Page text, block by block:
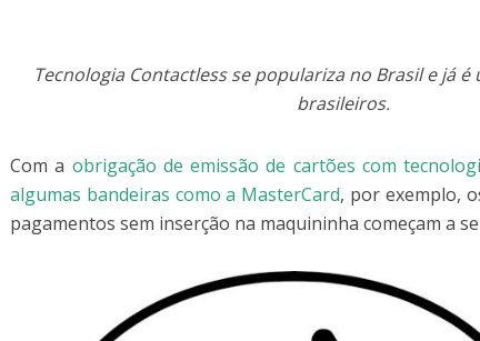
Tecnologia Contactless se populariza no Brasil e já é
brasileiros.
Com a obrigação de emissão de cartões com
algumas bandeiras como a MasterCard, por exemplo,
pagamentos sem inserção na maquininha começam a